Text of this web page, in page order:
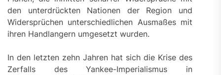
den unterdrückten Nationen der Region und
Widersprüchen unterschiedlichen Ausmaßes mit
ihren Handlangern umgesetzt wurden.
In den letzten zehn Jahren hat sich die Krise des
Zerfalls des Yankee-Imperialismus in